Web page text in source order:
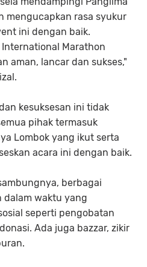
mengucapkan rasa syukur
ini dengan baik.
Marathon
aman, lancar dan sukses,"
kesuksesan ini tidak
pihak termasuk
Lombok yang ikut serta
acara ini dengan baik.
berbagai
dalam waktu yang
seperti pengobatan
Ada juga bazzar, zikir